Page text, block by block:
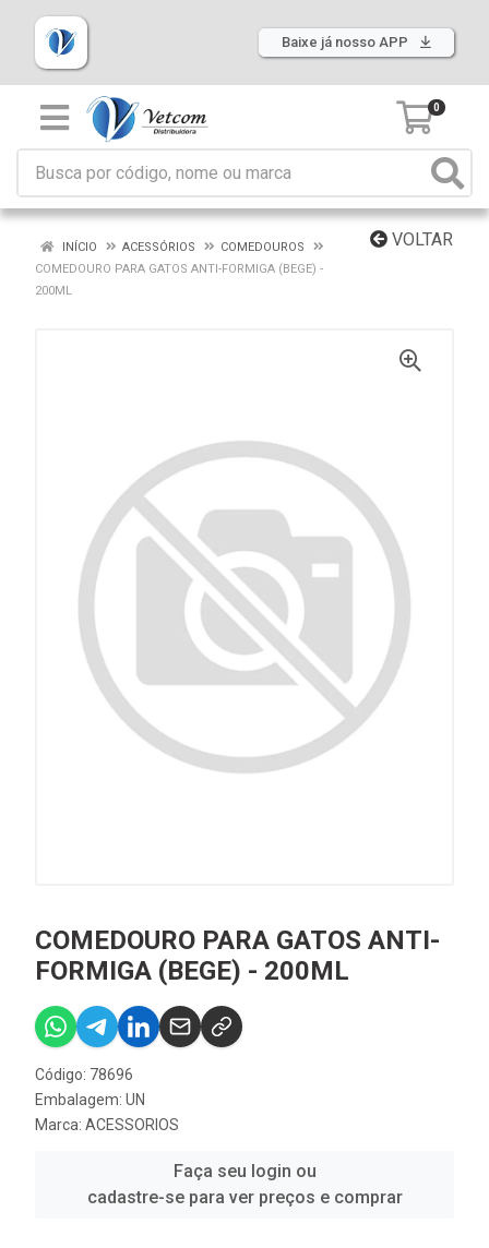
Baixe já nosso APP
0
VOLTAR
INÍCIO ACESSÓRIOS
COMEDOUROS
COMEDOURO PARA GATOS ANTI-FORMIGA (BEGE) -
200ML
COMEDOURO PARA GATOS ANTI-
FORMIGA (BEGE) - 200ML
Código: 78696
Embalagem: UN
Marca: ACESSORIOS
Faça seu login ou
cadastre-se para ver preços e comprar